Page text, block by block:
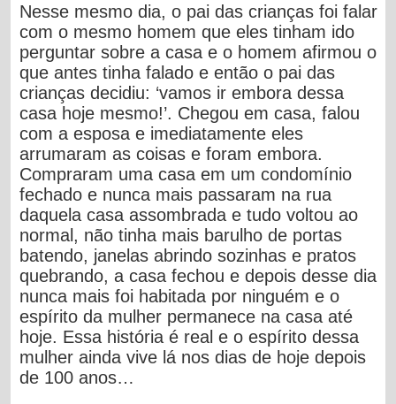
Nesse mesmo dia, o pai das crianças foi falar
com o mesmo homem que eles tinham ido
perguntar sobre a casa e o homem afirmou o
que antes tinha falado e então o pai das
crianças decidiu: ‘vamos ir embora dessa
casa hoje mesmo!’. Chegou em casa, falou
com a esposa e imediatamente eles
arrumaram as coisas e foram embora.
Compraram uma casa em um condomínio
fechado e nunca mais passaram na rua
daquela casa assombrada e tudo voltou ao
normal, não tinha mais barulho de portas
batendo, janelas abrindo sozinhas e pratos
quebrando, a casa fechou e depois desse dia
nunca mais foi habitada por ninguém e o
espírito da mulher permanece na casa até
hoje. Essa história é real e o espírito dessa
mulher ainda vive lá nos dias de hoje depois
de 100 anos…